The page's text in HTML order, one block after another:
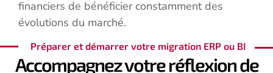
financiers de bénéficier constamment des
évolutions du marché.
Préparer et démarrer votre migration ERP ou BI
Accompagnez votre réflexion de